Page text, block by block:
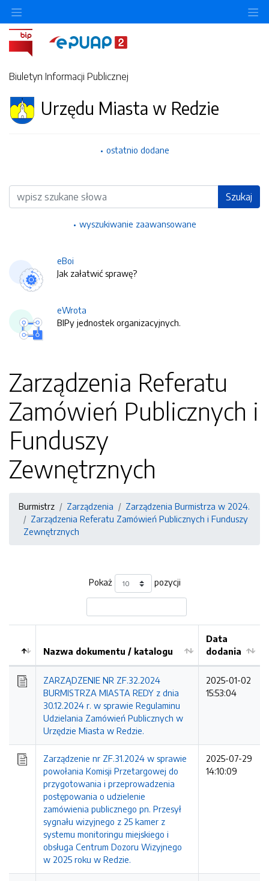
Biuletyn Informacji Publicznej
Urzędu Miasta w Redzie
ostatnio dodane
Wyszukiwarka Szukaj
wyszukiwanie zaawansowane
eBoi
Jak załatwić sprawę?
eWrota
BIPy jednostek organizacyjnych.
Zarządzenia Referatu
Zamówień Publicznych i
Funduszy
Zewnętrznych
Burmistrz Zarządzenia
Zarządzenia Burmistrza w 2024.
Zarządzenia Referatu Zamówień Publicznych i Funduszy
Zewnętrznych
Pokaż pozycji
Kolejność
Nazwa dokumentu / katalogu
Data
dodania
ZARZĄDZENIE NR ZF.32.2024
BURMISTRZA MIASTA REDY z dnia
30.12.2024 r. w sprawie Regulaminu
Udzielania Zamówień Publicznych w
Urzędzie Miasta w Redzie.
2025-01-02
15:53:04
Zarządzenie nr ZF.31.2024 w sprawie
powołania Komisji Przetargowej do
przygotowania i przeprowadzenia
postępowania o udzielenie
zamówienia publicznego pn. Przesył
sygnału wizyjnego z 25 kamer z
systemu monitoringu miejskiego i
obsługa Centrum Dozoru Wizyjnego
w 2025 roku w Redzie.
2025-07-29
14:10:09